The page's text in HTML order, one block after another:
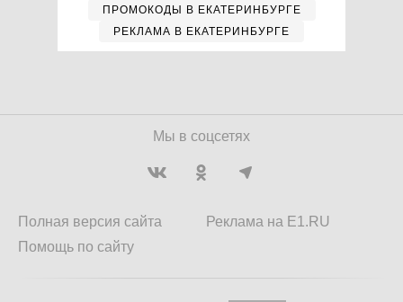
ПРОМОКОДЫ В ЕКАТЕРИНБУРГЕ
РЕКЛАМА В ЕКАТЕРИНБУРГЕ
Мы в соцсетях
Полная версия сайта
Помощь по сайту
Реклама на E1.RU